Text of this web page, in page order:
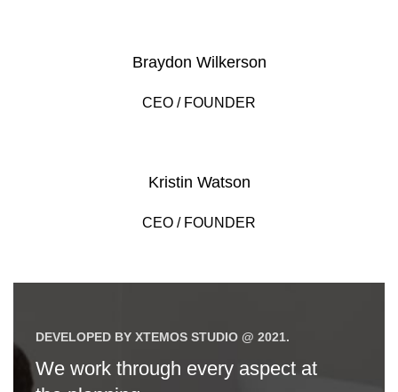
Braydon Wilkerson
CEO / FOUNDER
Kristin Watson
CEO / FOUNDER
DEVELOPED BY XTEMOS STUDIO @ 2021.
We work through every aspect at